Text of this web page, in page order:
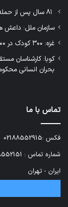
سازمان ملل: داعش
غزه: ۳۰۰ کودک در ۳۰۰ روز «آتش‌بس» اسرائیل و حماس کشته شدند
کوبا: کارشناسان
بحران انسانی
تماس با ما
فکس :02188552915
شماره تماس : 02188552151 - 02188552915 - 02188552536
ایران - تهران